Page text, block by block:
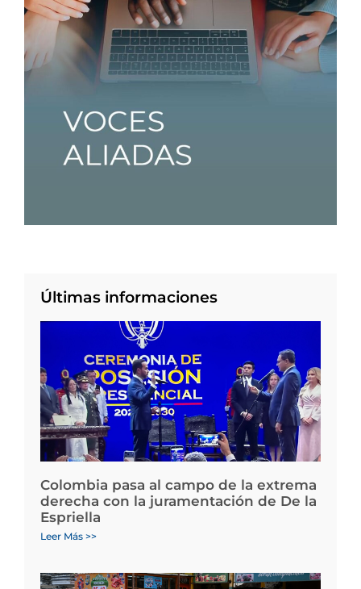
Últimas informaciones
Colombia pasa al campo de la extrema
derecha con la juramentación de De la
Espriella
Leer Más >>